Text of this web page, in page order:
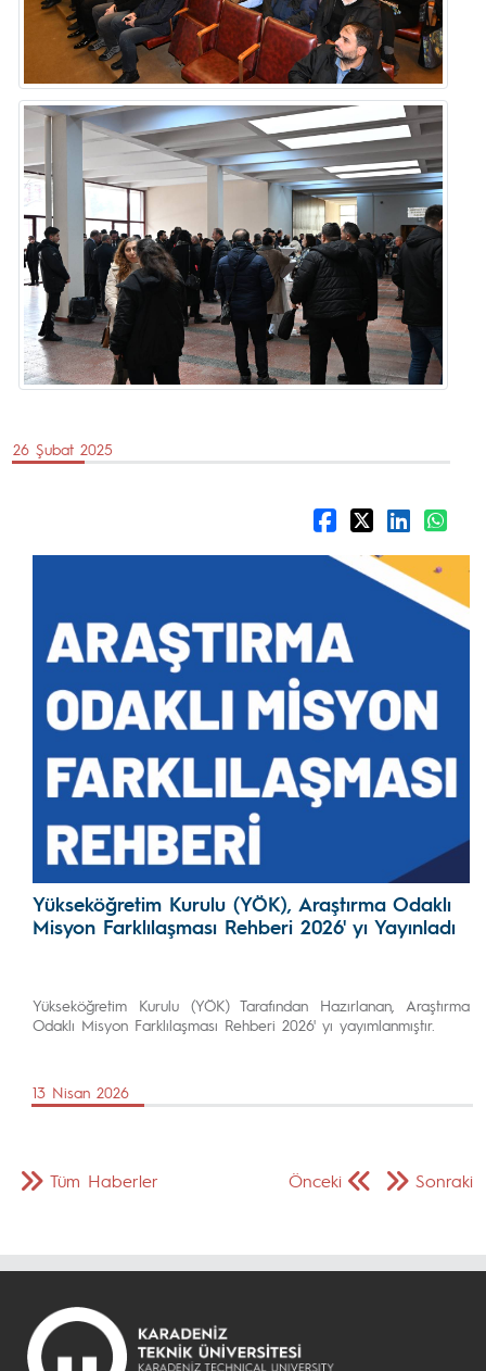
26 Şubat 2025
Yükseköğretim Kurulu (YÖK), Araştırma Odaklı
Misyon Farklılaşması Rehberi 2026' yı Yayınladı
Yükseköğretim Kurulu (YÖK) Tarafından Hazırlanan, Araştırma
Odaklı Misyon Farklılaşması Rehberi 2026' yı yayımlanmıştır.
13 Nisan 2026
Önceki Sonraki
Tüm Haberler